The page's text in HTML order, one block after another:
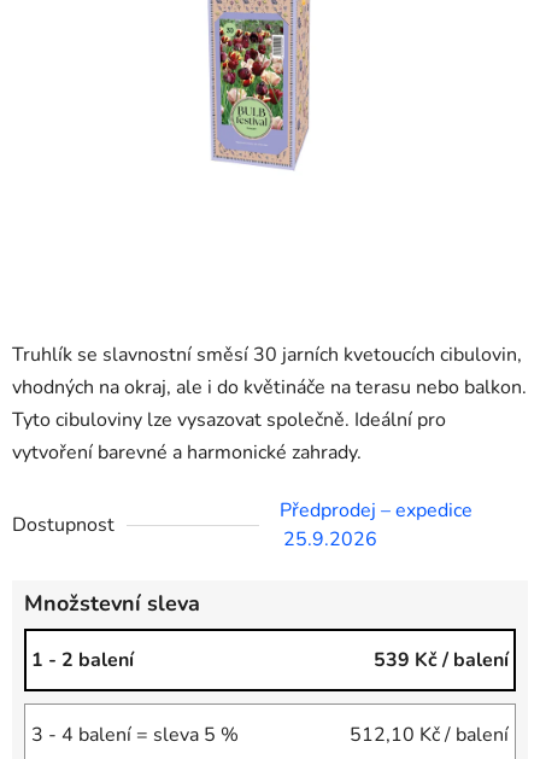
Truhlík se slavnostní směsí 30 jarních kvetoucích cibulovin,
vhodných na okraj, ale i do květináče na terasu nebo balkon.
Tyto cibuloviny lze vysazovat společně. Ideální pro
vytvoření barevné a harmonické zahrady.
Dostupnost
Předprodej – expedice
25.9.2026
Množstevní sleva
1 - 2 balení 539 Kč/ balení
3 - 4 balení = sleva 5 % 512,10 Kč/ balení